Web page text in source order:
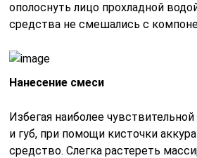
ополоснуть лицо прохладной
средства не смешались с
Нанесение смеси
Избегая наиболее
и губ, при помощи кисточки
средство. Слегка растереть